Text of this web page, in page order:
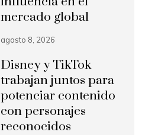
mercado global
agosto 8, 2026
Disney y TikTok
trabajan juntos para
potenciar contenido
con personajes
reconocidos